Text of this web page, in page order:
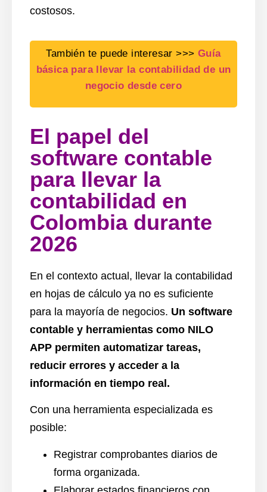
costosos.
También te puede interesar >>> Guía
básica para llevar la contabilidad de un
negocio desde cero
El papel del
software contable
para llevar la
contabilidad en
Colombia durante
2026
En el contexto actual, llevar la contabilidad
en hojas de cálculo ya no es suficiente
para la mayoría de negocios. Un software
contable y herramientas como NILO
APP permiten automatizar tareas,
reducir errores y acceder a la
información en tiempo real.
Con una herramienta especializada es
posible:
Registrar comprobantes diarios de
forma organizada.